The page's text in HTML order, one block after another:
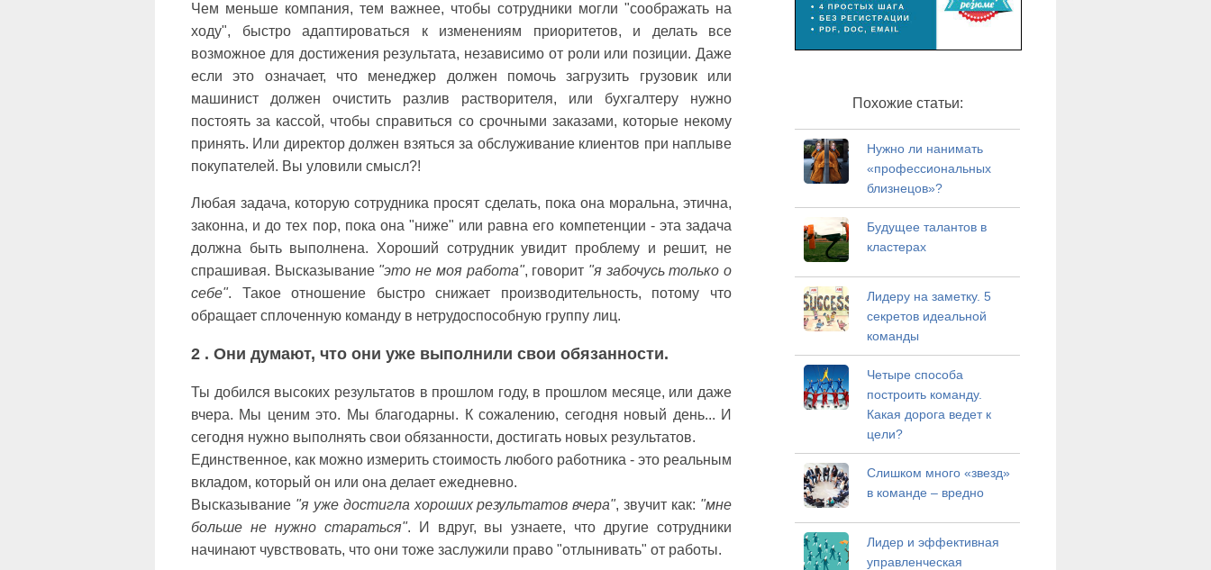
Похожие статьи:
Нужно ли нанимать
«профессиональных
близнецов»?
Будущее талантов в
кластерах
Лидеру на заметку. 5
секретов идеальной
команды
Четыре способа
построить команду.
Какая дорога ведет к
цели?
Слишком много «звезд»
в команде – вредно
Лидер и эффективная
управленческая
Чем меньше компания, тем важнее, чтобы сотрудники могли "соображать на
ходу", быстро адаптироваться к изменениям приоритетов, и делать все
возможное для достижения результата, независимо от роли или позиции. Даже
если это означает, что менеджер должен помочь загрузить грузовик или
машинист должен очистить разлив растворителя, или бухгалтеру нужно
постоять за кассой, чтобы справиться со срочными заказами, которые некому
принять. Или директор должен взяться за обслуживание клиентов при наплыве
покупателей. Вы уловили смысл?!
Любая задача, которую сотрудника просят сделать, пока она моральна, этична,
законна, и до тех пор, пока она "ниже" или равна его компетенции - эта задача
должна быть выполнена. Хороший сотрудник увидит проблему и решит, не
спрашивая. Высказывание "это не моя работа", говорит "я забочусь только о
себе". Такое отношение быстро снижает производительность, потому что
обращает сплоченную команду в нетрудоспособную группу лиц.
2 . Они думают, что они уже выполнили свои обязанности.
Ты добился высоких результатов в прошлом году, в прошлом месяце, или даже
вчера. Мы ценим это. Мы благодарны. К сожалению, сегодня новый день... И
сегодня нужно выполнять свои обязанности, достигать новых результатов.
Единственное, как можно измерить стоимость любого работника - это реальным
вкладом, который он или она делает ежедневно.
Высказывание "я уже достигла хороших результатов вчера", звучит как: "мне
больше не нужно стараться". И вдруг, вы узнаете, что другие сотрудники
начинают чувствовать, что они тоже заслужили право "отлынивать" от работы.